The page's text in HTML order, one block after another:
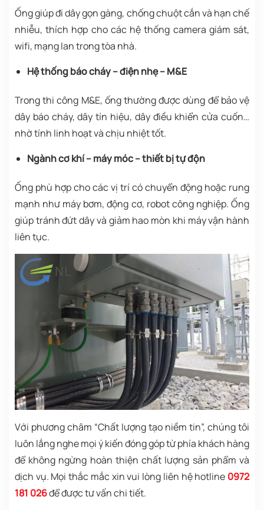
Ống giúp đi dây gọn gàng, chống chuột cắn và hạn chế
nhiễu, thích hợp cho các hệ thống camera giám sát,
wifi, mạng lan trong tòa nhà.
Hệ thống báo cháy – điện nhẹ – M&E
Trong thi công M&E, ống thường được dùng để bảo vệ
dây báo cháy, dây tín hiệu, dây điều khiển cửa cuốn…
nhờ tính linh hoạt và chịu nhiệt tốt.
Ngành cơ khí – máy móc – thiết bị tự độn
Ống phù hợp cho các vị trí có chuyển động hoặc rung
mạnh như máy bơm, động cơ, robot công nghiệp. Ống
giúp tránh đứt dây và giảm hao mòn khi máy vận hành
liên tục.
Với phương châm “Chất lượng tạo niềm tin”, chúng tôi
luôn lắng nghe mọi ý kiến đóng góp từ phía khách hàng
để không ngừng hoàn thiện chất lượng sản phẩm và
dịch vụ. Mọi thắc mắc xin vui lòng liên hệ hotline 0972
181 026để được tư vấn chi tiết.